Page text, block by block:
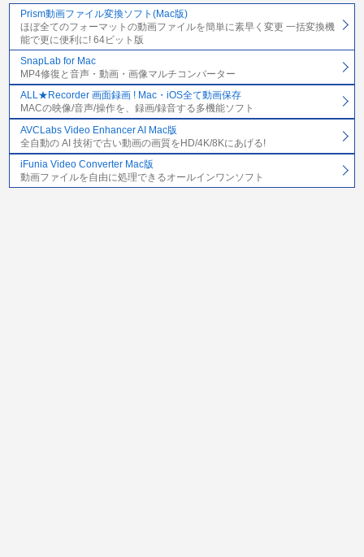
Prism動画ファイル変換ソフト(Mac版)
ほぼ全てのフォーマットの動画ファイルを簡単に素早く変更 一括変換機
能で更に便利に! 64ビット版
SnapLab for Mac
MP4修復と音声・動画・画像マルチコンバーター
ALL★Recorder 画面録画 ! Mac・iOS全て動画保存
MACの映像/音声/操作を、録画/録音する多機能ソフト
AVCLabs Video Enhancer AI Mac版
全自動の AI 技術で古い動画の画質をHD/4K/8Kにあげる!
iFunia Video Converter Mac版
動画ファイルを自由に処理できるオールインワンソフト